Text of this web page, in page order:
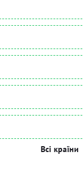
Всі країни